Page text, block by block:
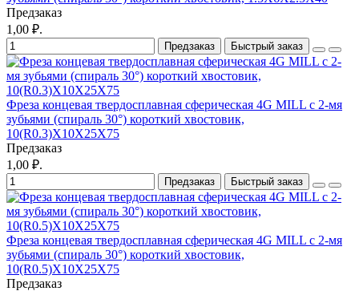
Предзаказ
1,00 ₽.
Предзаказ Быстрый заказ
Фреза концевая твердосплавная сферическая 4G MILL с 2-мя
зубьями (спираль 30°) короткий хвостовик,
10(R0.3)X10X25X75
Предзаказ
1,00 ₽.
Предзаказ Быстрый заказ
Фреза концевая твердосплавная сферическая 4G MILL с 2-мя
зубьями (спираль 30°) короткий хвостовик,
10(R0.5)X10X25X75
Предзаказ